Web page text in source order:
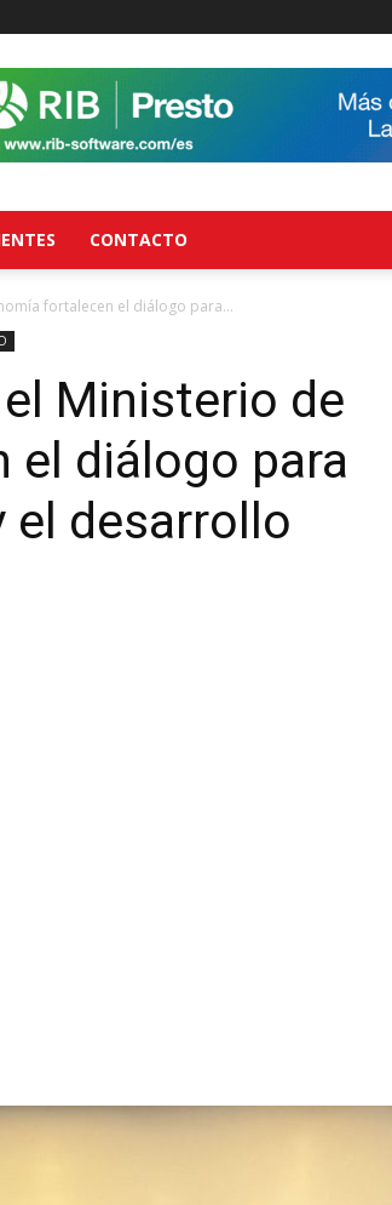
CONTACTO
fortalecen el diálogo para...
Ministerio de
el diálogo para
el desarrollo